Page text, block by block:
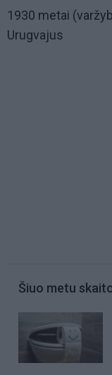
1930 metai
Urugvajus
Šiuo metu